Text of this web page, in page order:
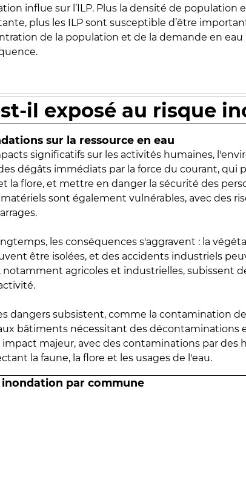
influe sur l’ILP. Plus la densité de population
plus les ILP sont susceptible d’être
de la population et de la demande en eau
il exposé au risque
sur la ressource en eau
significatifs sur les activités humaines,
dégâts immédiats par la force du courant, qui
la flore, et mettre en danger la sécurité des
sont également vulnérables, avec des
les conséquences s'aggravent : la
être isolées, et des accidents industriels
notamment agricoles et industrielles, subissent
dangers subsistent, comme la contamination
bâtiments nécessitant des décontaminations
majeur, avec des contaminations par des
la faune, la flore et les usages de l'eau.
par commune